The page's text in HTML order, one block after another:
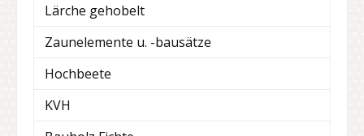
Lärche gehobelt
Zaunelemente u. -bausätze
Hochbeete
KVH